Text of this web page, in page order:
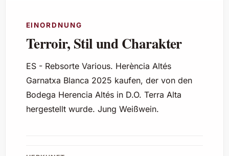
EINORDNUNG
Terroir, Stil und Charakter
ES - Rebsorte Various. Herència Altés
Garnatxa Blanca 2025 kaufen, der von den
Bodega Herencia Altés in D.O. Terra Alta
hergestellt wurde. Jung Weißwein.